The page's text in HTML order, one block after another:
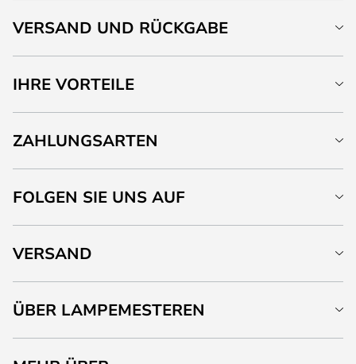
VERSAND UND RÜCKGABE
IHRE VORTEILE
ZAHLUNGSARTEN
FOLGEN SIE UNS AUF
VERSAND
ÜBER LAMPEMESTEREN